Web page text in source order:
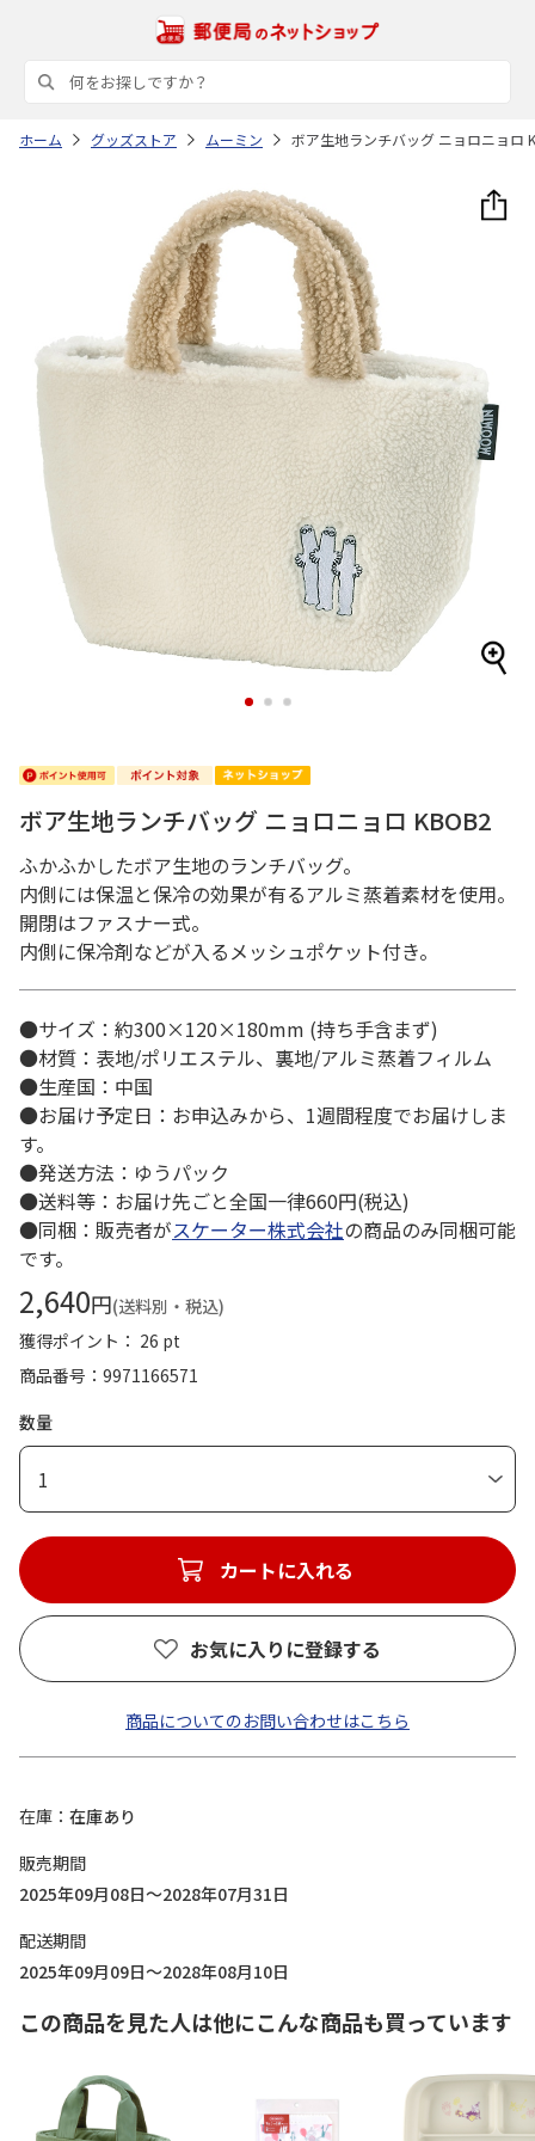
ホーム グッズストア ムーミン ボア生地ランチバッグ ニョロニョロ
1 2 3
ボア生地ランチバッグ ニョロニョロ KBOB2
ふかふかしたボア生地のランチバッグ。
内側には保温と保冷の効果が有るアルミ蒸着素材を使用。
開閉はファスナー式。
内側に保冷剤などが入るメッシュポケット付き。
●サイズ：約300×120×180mm (持ち手含まず)
●材質：表地/ポリエステル、裏地/アルミ蒸着フィルム
●生産国：中国
●お届け予定日：お申込みから、1週間程度でお届けしま
す。
●発送方法：ゆうパック
●送料等：お届け先ごと全国一律660円(税込)
●同梱：販売者がスケーター株式会社の商品のみ同梱可能
です。
2,640円(送料別・税込)
獲得ポイント： 26 pt
商品番号
9971166571
数量
1
カートに入れる
お気に入りに登録する
商品についてのお問い合わせはこちら
在庫
在庫あり
販売期間
2025年09月08日～2028年07月31日
配送期間
2025年09月09日～2028年08月10日
この商品を見た人は他にこんな商品も買っています